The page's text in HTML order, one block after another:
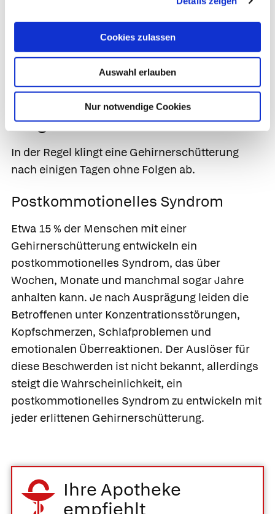
Cookies zulassen
Auswahl erlauben
Nur notwendige Cookies
Kommt es nach 1–5 Tagen zu neuen oder
verstärkten Beschwerden, sollte ein Arzt
aufgesucht werden. Selten entwickelt sich ein
subdurales Hämatom.
Prognose
In der Regel klingt eine Gehirnerschütterung
nach einigen Tagen ohne Folgen ab.
Postkommotionelles Syndrom
Etwa 15 % der Menschen mit einer
Gehirnerschütterung entwickeln ein
postkommotionelles Syndrom, das über
Wochen, Monate und manchmal sogar Jahre
anhalten kann. Je nach Ausprägung leiden die
Betroffenen unter Konzentrationsstörungen,
Kopfschmerzen, Schlafproblemen und
emotionalen Überreaktionen. Der Auslöser für
diese Beschwerden ist nicht bekannt, allerdings
steigt die Wahrscheinlichkeit, ein
postkommotionelles Syndrom zu entwickeln mit
jeder erlittenen Gehirnerschütterung.
Ihre Apotheke
empfiehlt